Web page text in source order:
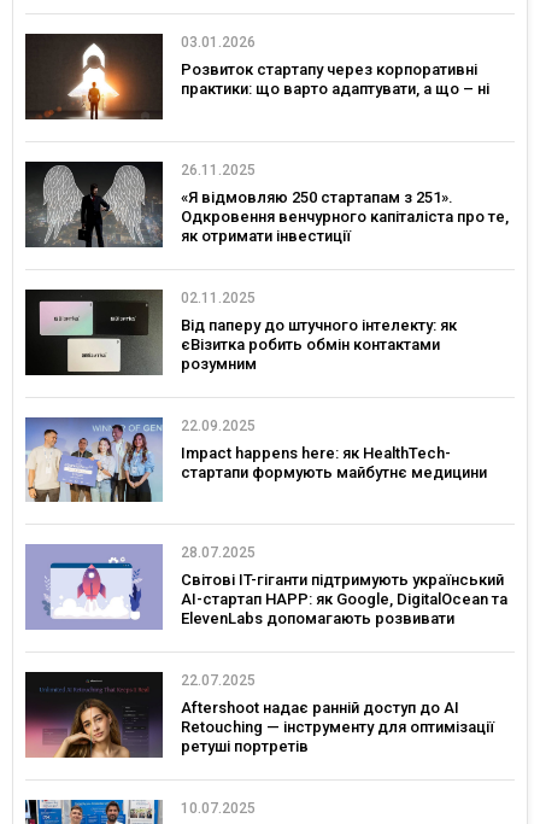
03.01.2026
Розвиток стартапу через корпоративні
практики: що варто адаптувати, а що – ні
26.11.2025
«Я відмовляю 250 стартапам з 251».
Одкровення венчурного капіталіста про те,
як отримати інвестиції
02.11.2025
Від паперу до штучного інтелекту: як
єВізитка робить обмін контактами
розумним
22.09.2025
Impact happens here: як HealthTech-
стартапи формують майбутнє медицини
28.07.2025
Світові IT-гіганти підтримують український
AI-стартап HAPP: як Google, DigitalOcean та
ElevenLabs допомагають розвивати
22.07.2025
Aftershoot надає ранній доступ до AI
Retouching — інструменту для оптимізації
ретуші портретів
10.07.2025